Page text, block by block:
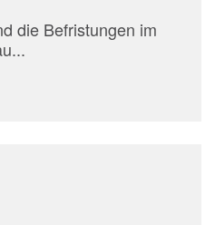
die Befristungen im